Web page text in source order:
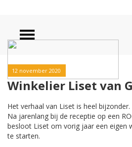
12 november 2020
Winkelier Liset van
Het verhaal van Liset is heel bijzonder.
Na jarenlang bij de receptie op een
besloot Liset om vorig jaar een eigen
te starten.